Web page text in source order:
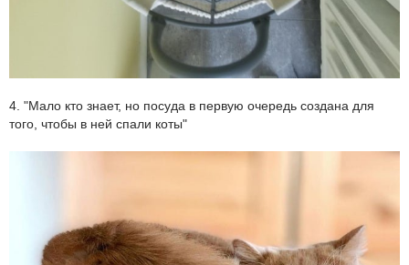
4. "Мало кто знает, но посуда в первую очередь создана для
того, чтобы в ней спали коты"